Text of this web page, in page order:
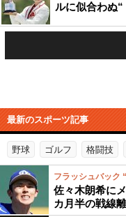
ルに似合わぬ
最新のスポーツ記事
野球 ゴルフ 格闘技
フラッシュバック
佐々木朗希に
カ月半の戦線